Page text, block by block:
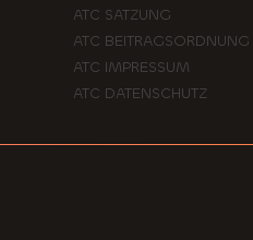
ATC SATZUNG
ATC BEITRAGSORDNUNG
ATC IMPRESSUM
ATC DATENSCHUTZ